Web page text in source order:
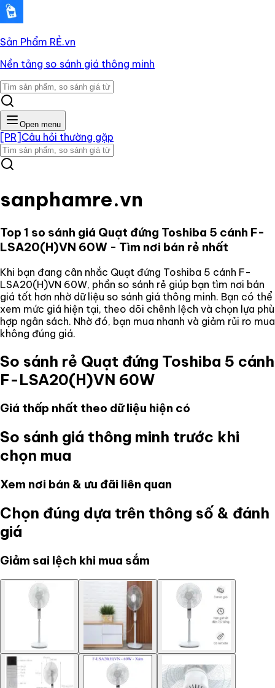
Sản Phẩm RẺ.vn
Nền tảng so sánh giá thông minh
Open menu
[PR] Câu hỏi thường gặp
sanphamre.vn
Top 1 so sánh giá Quạt đứng Toshiba 5 cánh F-
LSA20(H)VN 60W - Tìm nơi bán rẻ nhất
Khi bạn đang cân nhắc Quạt đứng Toshiba 5 cánh F-
LSA20(H)VN 60W, phần so sánh rẻ giúp bạn tìm nơi bán
giá tốt hơn nhờ dữ liệu so sánh giá thông minh. Bạn có thể
xem mức giá hiện tại, theo dõi chênh lệch và chọn lựa phù
hợp ngân sách. Nhờ đó, bạn mua nhanh và giảm rủi ro mua
không đúng giá.
So sánh rẻ Quạt đứng Toshiba 5 cánh
F-LSA20(H)VN 60W
Giá thấp nhất theo dữ liệu hiện có
So sánh giá thông minh trước khi
chọn mua
Xem nơi bán & ưu đãi liên quan
Chọn đúng dựa trên thông số & đánh
giá
Giảm sai lệch khi mua sắm